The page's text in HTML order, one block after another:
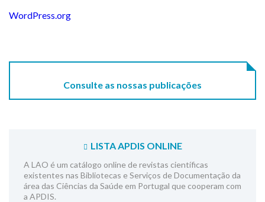
WordPress.org
Consulte as nossas publicações
LISTA APDIS ONLINE
A LAO é um catálogo online de revistas científicas
existentes nas Bibliotecas e Serviços de Documentação da
área das Ciências da Saúde em Portugal que cooperam com
a APDIS.